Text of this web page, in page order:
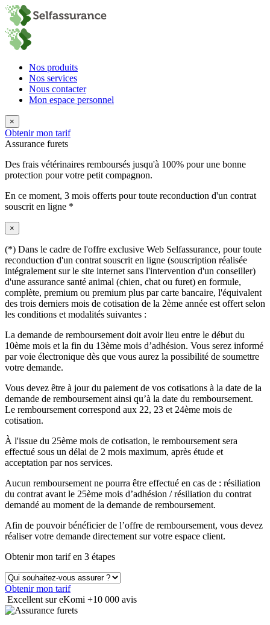
Nos produits
Nos services
Nous contacter
Mon espace personnel
×
Obtenir mon tarif
Assurance furets
Des frais vétérinaires remboursés jusqu'à 100% pour une bonne
protection pour votre petit compagnon.
En ce moment, 3 mois offerts pour toute reconduction d'un contrat
souscrit en ligne *
×
(*) Dans le cadre de l'offre exclusive Web Selfassurance, pour toute
reconduction d'un contrat souscrit en ligne (souscription réalisée
intégralement sur le site internet sans l'intervention d'un conseiller)
d'une assurance santé animal (chien, chat ou furet) en formule,
complète, premium ou premium plus par carte bancaire, l'équivalent
des trois derniers mois de cotisation de la 2ème année est offert selon
les conditions et modalités suivantes :
La demande de remboursement doit avoir lieu entre le début du
10ème mois et la fin du 13ème mois d’adhésion. Vous serez informé
par voie électronique dès que vous aurez la possibilité de soumettre
votre demande.
Vous devez être à jour du paiement de vos cotisations à la date de la
demande de remboursement ainsi qu’à la date du remboursement.
Le remboursement correspond aux 22, 23 et 24ème mois de
cotisation.
À l'issue du 25ème mois de cotisation, le remboursement sera
effectué sous un délai de 2 mois maximum, après étude et
acceptation par nos services.
Aucun remboursement ne pourra être effectué en cas de : résiliation
du contrat avant le 25ème mois d’adhésion / résiliation du contrat
demandé au moment de la demande de remboursement.
Afin de pouvoir bénéficier de l’offre de remboursement, vous devez
réaliser votre demande directement sur votre espace client.
Obtenir mon tarif en 3 étapes
Obtenir mon tarif
Excellent sur eKomi +10 000 avis